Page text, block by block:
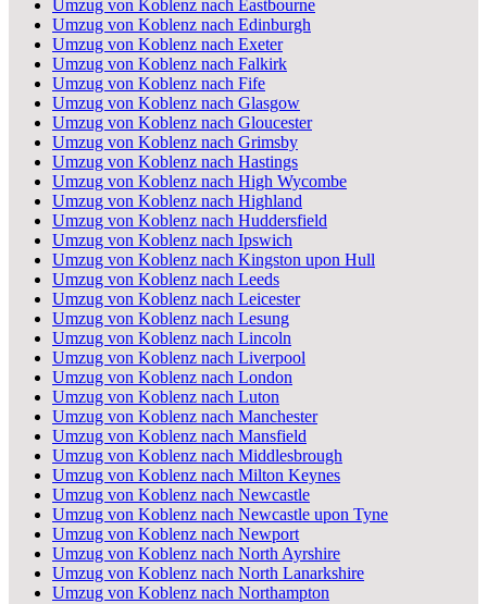
Umzug von Koblenz nach Eastbourne
Umzug von Koblenz nach Edinburgh
Umzug von Koblenz nach Exeter
Umzug von Koblenz nach Falkirk
Umzug von Koblenz nach Fife
Umzug von Koblenz nach Glasgow
Umzug von Koblenz nach Gloucester
Umzug von Koblenz nach Grimsby
Umzug von Koblenz nach Hastings
Umzug von Koblenz nach High Wycombe
Umzug von Koblenz nach Highland
Umzug von Koblenz nach Huddersfield
Umzug von Koblenz nach Ipswich
Umzug von Koblenz nach Kingston upon Hull
Umzug von Koblenz nach Leeds
Umzug von Koblenz nach Leicester
Umzug von Koblenz nach Lesung
Umzug von Koblenz nach Lincoln
Umzug von Koblenz nach Liverpool
Umzug von Koblenz nach London
Umzug von Koblenz nach Luton
Umzug von Koblenz nach Manchester
Umzug von Koblenz nach Mansfield
Umzug von Koblenz nach Middlesbrough
Umzug von Koblenz nach Milton Keynes
Umzug von Koblenz nach Newcastle
Umzug von Koblenz nach Newcastle upon Tyne
Umzug von Koblenz nach Newport
Umzug von Koblenz nach North Ayrshire
Umzug von Koblenz nach North Lanarkshire
Umzug von Koblenz nach Northampton